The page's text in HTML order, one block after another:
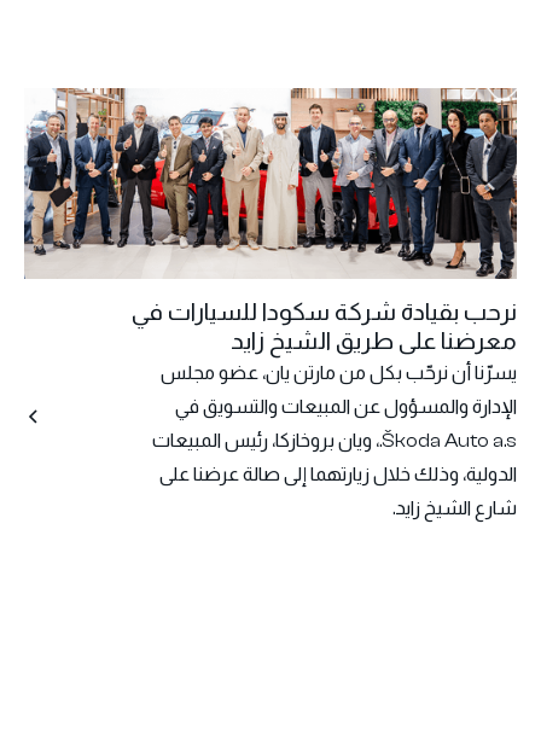
نرحب بقيادة شركة سكودا للسيارات في
معرضنا على طريق الشيخ زايد
يسرّنا أن نرحّب بكل من مارتن يان، عضو مجلس
الإدارة والمسؤول عن المبيعات والتسويق في
Škoda Auto a.s.، ويان بروخازكا، رئيس المبيعات
الدولية، وذلك خلال زيارتهما إلى صالة عرضنا على
شارع الشيخ زايد.